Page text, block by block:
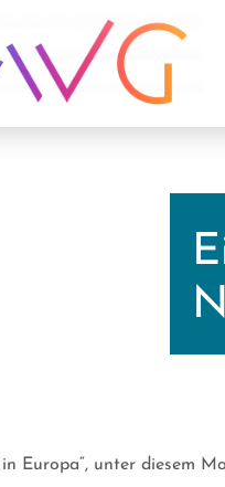
Europa“, unter diesem